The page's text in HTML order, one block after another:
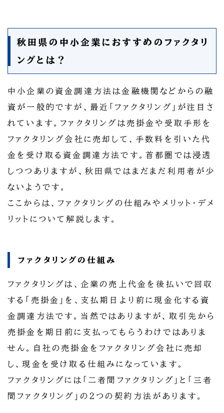
秋田県の中小企業におすすめのファクタリ
ングとは？
中小企業の資金調達方法は金融機関などからの融
資が一般的ですが、最近「ファクタリング」が注目さ
れています。ファクタリングは売掛金や受取手形を
ファクタリング会社に売却して、手数料を引いた代
金を受け取る資金調達方法です。首都圏では浸透
しつつありますが、秋田県ではまだまだ利用者が少
ないようです。
ここからは、ファクタリングの仕組みやメリット・デメ
リットについて解説します。
ファクタリングの仕組み
ファクタリングは、企業の売上代金を後払いで回収
する「売掛金」を、支払期日より前に現金化する資
金調達方法です。当然ではありますが、取引先から
売掛金を期日前に支払ってもらうわけではありま
せん。自社の売掛金をファクタリング会社に売却
し、現金を受け取る仕組みになっています。
ファクタリングには「二者間ファクタリング」と「三者
間ファクタリング」の２つの契約方法があります。